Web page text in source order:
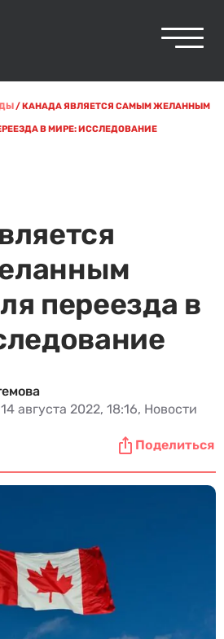
/КАНАДА ЯВЛЯЕТСЯ САМЫМ ЖЕЛАННЫМ
В МИРЕ: ИССЛЕДОВАНИЕ
переезда в
августа 2022, 18:16, Новости
Поделиться